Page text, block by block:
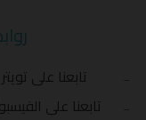
تابعنا على تويتر
تابعنا على